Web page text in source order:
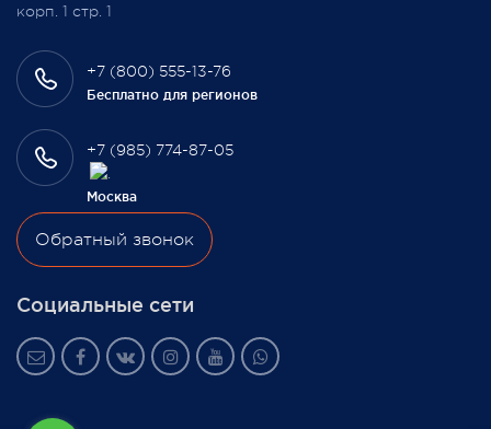
+7 (800) 555-13-76
Бесплатно для регионов
+7 (985) 774-87-05
Москва
Обратный звонок
Социальные сети
корп. 1 стр. 1